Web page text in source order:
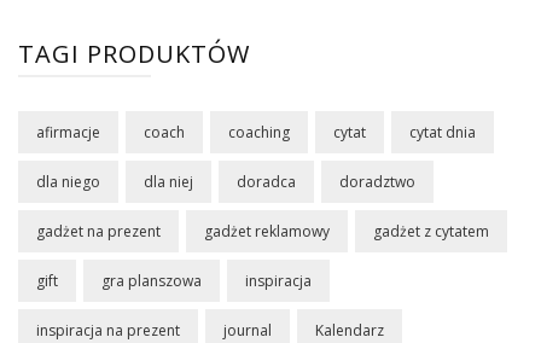
TAGI PRODUKTÓW
afirmacje coach coaching cytat cytat dnia
dla niego dla niej doradca doradztwo
gadżet na prezent gadżet reklamowy gadżet z cytatem
gift gra planszowa inspiracja
inspiracja na prezent journal Kalendarz